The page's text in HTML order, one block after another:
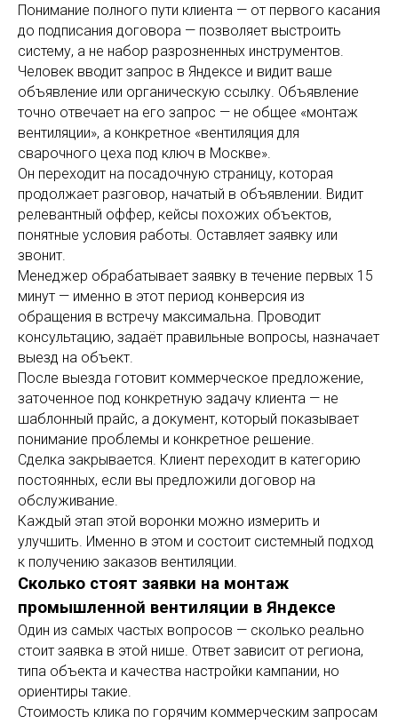
Понимание полного пути клиента — от первого касания
до подписания договора — позволяет выстроить
систему, а не набор разрозненных инструментов.
Человек вводит запрос в Яндексе и видит ваше
объявление или органическую ссылку. Объявление
точно отвечает на его запрос — не общее «монтаж
вентиляции», а конкретное «вентиляция для
сварочного цеха под ключ в Москве».
Он переходит на посадочную страницу, которая
продолжает разговор, начатый в объявлении. Видит
релевантный оффер, кейсы похожих объектов,
понятные условия работы. Оставляет заявку или
звонит.
Менеджер обрабатывает заявку в течение первых 15
минут — именно в этот период конверсия из
обращения в встречу максимальна. Проводит
консультацию, задаёт правильные вопросы, назначает
выезд на объект.
После выезда готовит коммерческое предложение,
заточенное под конкретную задачу клиента — не
шаблонный прайс, а документ, который показывает
понимание проблемы и конкретное решение.
Сделка закрывается. Клиент переходит в категорию
постоянных, если вы предложили договор на
обслуживание.
Каждый этап этой воронки можно измерить и
улучшить. Именно в этом и состоит системный подход
к получению заказов вентиляции.
Сколько стоят заявки на монтаж
промышленной вентиляции в Яндексе
Один из самых частых вопросов — сколько реально
стоит заявка в этой нише. Ответ зависит от региона,
типа объекта и качества настройки кампании, но
ориентиры такие.
Стоимость клика по горячим коммерческим запросам